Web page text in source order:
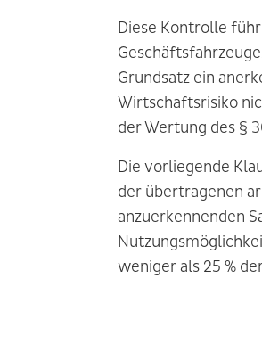
Diese Kontrolle
Grundsatz ein
Wirtschaftsrisiko
der Wertung des §
Die vorliegende
der übertragenen
anzuerkennenden
weniger als 25 %